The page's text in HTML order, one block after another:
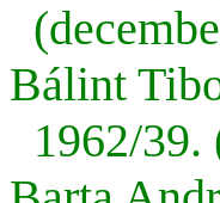
Bálint
1962/39.